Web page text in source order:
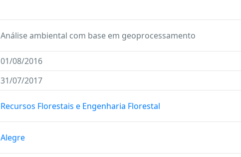
Análise ambiental com base em geoprocessamento
01/08/2016
31/07/2017
Recursos Florestais e Engenharia Florestal
Alegre